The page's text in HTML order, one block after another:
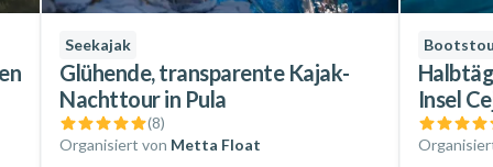
Seekajak
Glühende, transparente Kajak-
Nachttour in Pula
(8)
Organisiert von Metta Float
Insel